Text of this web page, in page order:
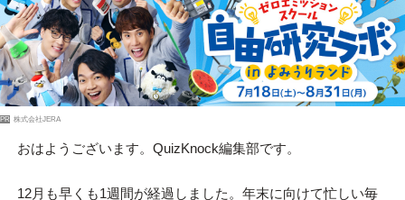
PR 株式会社JERA
おはようございます。QuizKnock編集部です。
12月も早くも1週間が経過しました。年末に向けて忙しい毎